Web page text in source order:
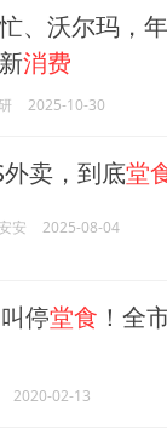
、沃尔玛，
消费
2025-10-30
外卖，到底堂
安 2025-08-04
停堂食 ！全
2020-02-13